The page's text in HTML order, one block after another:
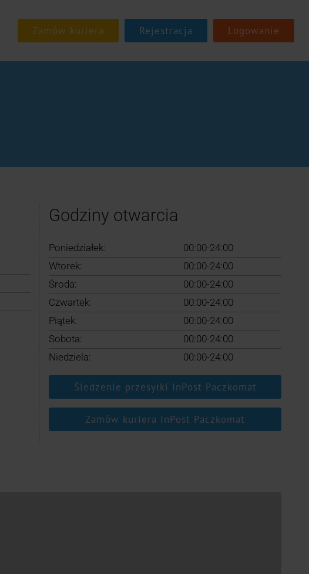
Rejestracja Logowanie
Godziny otwarcia
Poniedziałek:
00:00-24:00
Wtorek:
00:00-24:00
Środa:
00:00-24:00
Czwartek:
00:00-24:00
Piątek:
00:00-24:00
Sobota:
00:00-24:00
Niedziela:
00:00-24:00
Śledzenie przesyłki InPost Paczkomat
Zamów kuriera InPost Paczkomat